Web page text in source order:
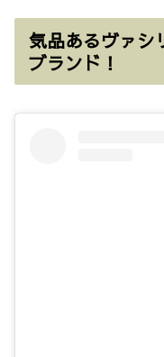
気品あるヴァシ
ブランド！